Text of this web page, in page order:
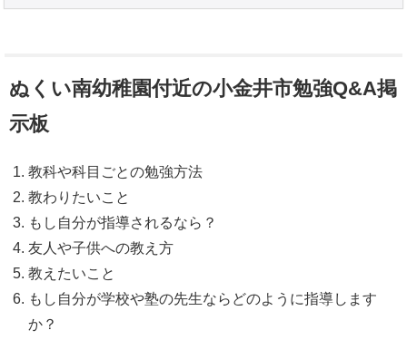
ぬくい南幼稚園付近の小金井市勉強Q&A掲
示板
教科や科目ごとの勉強方法
教わりたいこと
もし自分が指導されるなら？
友人や子供への教え方
教えたいこと
もし自分が学校や塾の先生ならどのように指導します
か？